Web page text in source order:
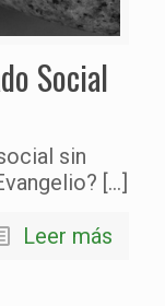
Social
sin
[…]
Leer más